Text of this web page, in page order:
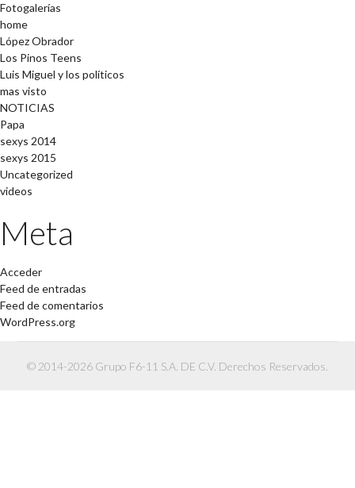
Fotogalerías
home
López Obrador
Los Pinos Teens
Luis Miguel y los políticos
mas visto
NOTICIAS
Papa
sexys 2014
sexys 2015
Uncategorized
videos
Meta
Acceder
Feed de entradas
Feed de comentarios
WordPress.org
© 2014-2026 Grupo F6-11 S.A. DE C.V. Derechos Reservados.